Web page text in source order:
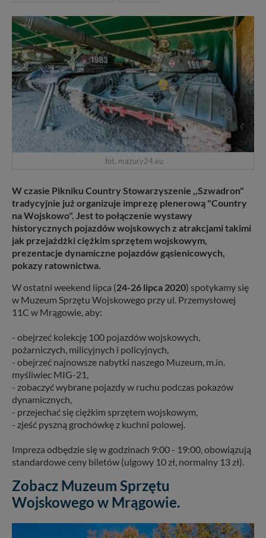
fot. mazury24.eu
W czasie Pikniku Country Stowarzyszenie ,,Szwadron"
tradycyjnie już organizuje imprezę plenerową "Country
na Wojskowo". Jest to połączenie wystawy
historycznych pojazdów wojskowych z atrakcjami takimi
jak przejażdżki ciężkim sprzętem wojskowym,
prezentacje dynamiczne pojazdów gąsienicowych,
pokazy ratownictwa.
W ostatni weekend lipca (24-26 lipca 2020) spotykamy się
w Muzeum Sprzętu Wojskowego przy ul. Przemysłowej
11C w Mrągowie, aby:
- obejrzeć kolekcję 100 pojazdów wojskowych,
pożarniczych, milicyjnych i policyjnych,
- obejrzeć najnowsze nabytki naszego Muzeum, m.in.
myśliwiec MIG-21,
- zobaczyć wybrane pojazdy w ruchu podczas pokazów
dynamicznych,
- przejechać się ciężkim sprzętem wojskowym,
- zjeść pyszną grochówkę z kuchni polowej.
Impreza odbędzie się w godzinach 9:00 - 19:00, obowiązują
standardowe ceny biletów (ulgowy 10 zł, normalny 13 zł).
Zobacz Muzeum Sprzętu
Wojskowego w Mrągowie.